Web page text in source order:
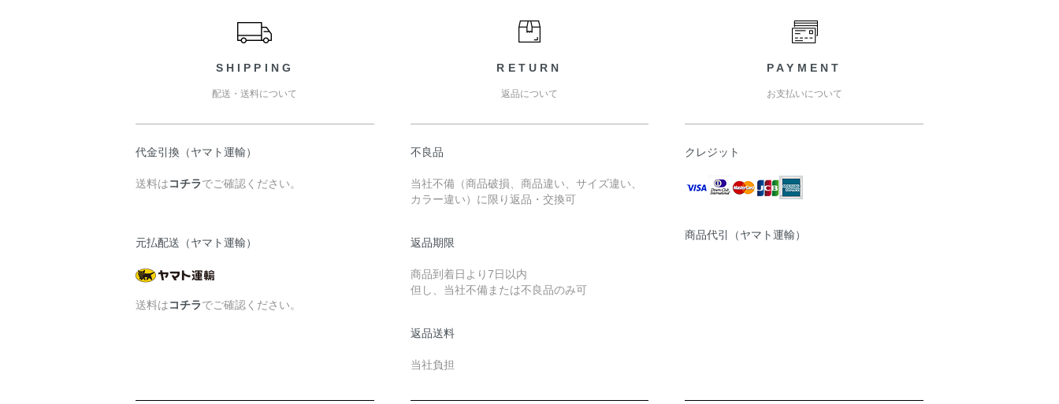
SHIPPING
配送・送料について
代金引換（ヤマト運輸）
送料はコチラでご確認ください。
元払配送（ヤマト運輸）
送料はコチラでご確認ください。
RETURN
返品について
不良品
当社不備（商品破損、商品違い、サイズ違い、
カラー違い）に限り返品・交換可
返品期限
商品到着日より7日以内
但し、当社不備または不良品のみ可
返品送料
当社負担
PAYMENT
お支払いについて
クレジット
商品代引（ヤマト運輸）